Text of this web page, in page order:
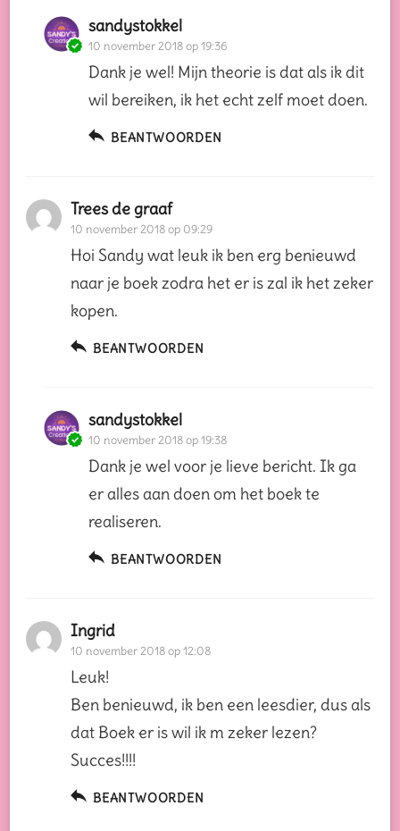
sandystokkel
10 november 2018 op 19:36
Dank je wel! Mijn theorie is dat als ik dit
wil bereiken, ik het echt zelf moet doen.
BEANTWOORDEN
Trees de graaf
10 november 2018 op 09:29
Hoi Sandy wat leuk ik ben erg benieuwd
naar je boek zodra het er is zal ik het zeker
kopen.
BEANTWOORDEN
sandystokkel
10 november 2018 op 19:38
Dank je wel voor je lieve bericht. Ik ga
er alles aan doen om het boek te
realiseren.
BEANTWOORDEN
Ingrid
10 november 2018 op 12:08
Leuk!
Ben benieuwd, ik ben een leesdier, dus als
dat Boek er is wil ik m zeker lezen?
Succes!!!!
BEANTWOORDEN